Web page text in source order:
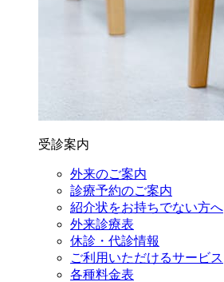
受診案内
外来のご案内
診療予約のご案内
紹介状をお持ちでない方へ
外来診療表
休診・代診情報
ご利用いただけるサービス
各種料金表